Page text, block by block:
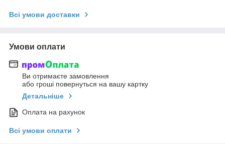
Всі умови доставки
Умови оплати
Ви отримаєте замовлення
або гроші повернуться на вашу картку
Детальніше
Оплата на рахунок
Всі умови оплати